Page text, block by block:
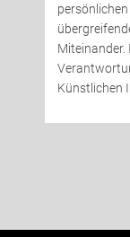
Miteinander.
Künstlichen